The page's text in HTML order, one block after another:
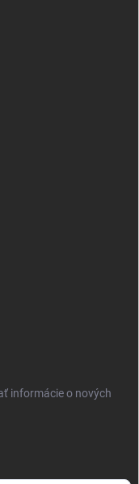
informácie o nových